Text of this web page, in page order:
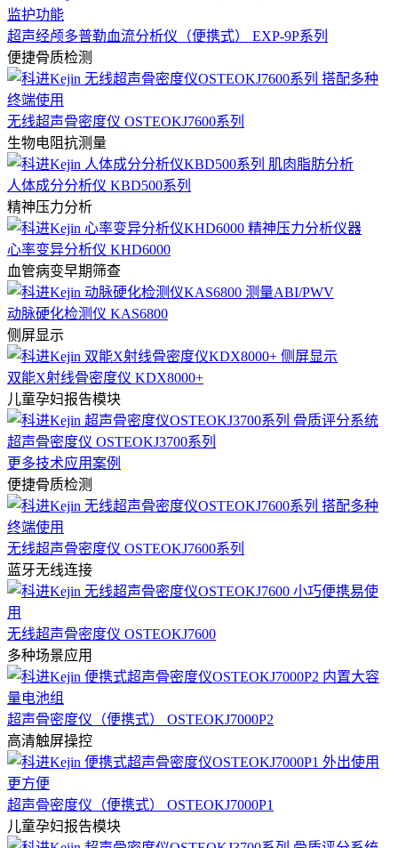
超声经颅多普勒血流分析仪（便携式） EXP-9P系列
便捷骨质检测
无线超声骨密度仪 OSTEOKJ7600系列
生物电阻抗测量
人体成分分析仪 KBD500系列
精神压力分析
心率变异分析仪 KHD6000
血管病变早期筛查
动脉硬化检测仪 KAS6800
侧屏显示
双能X射线骨密度仪 KDX8000+
儿童孕妇报告模块
超声骨密度仪 OSTEOKJ3700系列
更多技术应用案例
便捷骨质检测
无线超声骨密度仪 OSTEOKJ7600系列
蓝牙无线连接
无线超声骨密度仪 OSTEOKJ7600
多种场景应用
超声骨密度仪（便携式） OSTEOKJ7000P2
高清触屏操控
超声骨密度仪（便携式） OSTEOKJ7000P1
儿童孕妇报告模块